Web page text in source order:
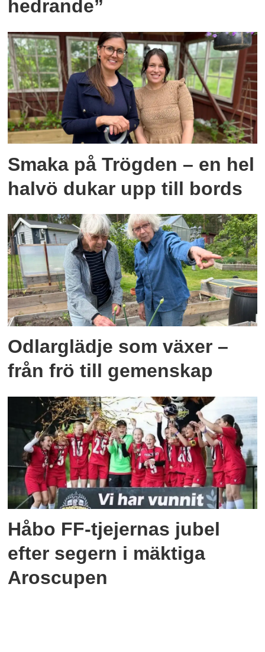
hedrande”
Smaka på Trögden – en hel
halvö dukar upp till bords
Odlarglädje som växer –
från frö till gemenskap
Håbo FF-tjejernas jubel
efter segern i mäktiga
Aroscupen